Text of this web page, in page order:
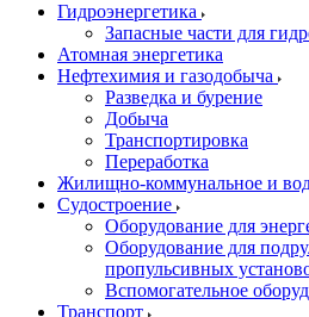
Гидроэнергетика
Запасные части для
Атомная энергетика
Нефтехимия и газодобыча
Разведка и бурение
Добыча
Транспортировка
Переработка
Жилищно-коммунальное и
Судостроение
Оборудование для
Оборудование для
пропульсивных
Вспомогательное
Транспорт